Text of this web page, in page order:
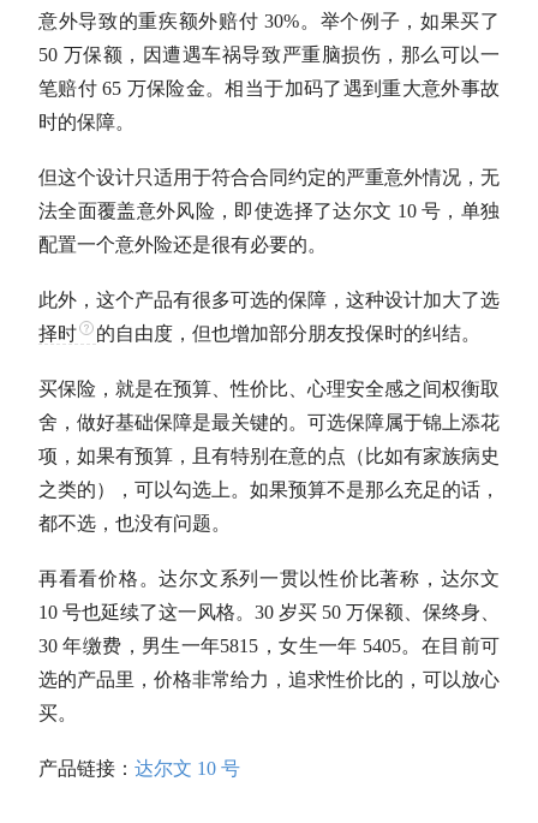
意外导致的重疾额外赔付 30%。举个例子，如果买了
50 万保额，因遭遇车祸导致严重脑损伤，那么可以一
笔赔付 65 万保险金。相当于加码了遇到重大意外事故
时的保障。
但这个设计只适用于符合合同约定的严重意外情况，无
法全面覆盖意外风险，即使选择了达尔文 10 号，单独
配置一个意外险还是很有必要的。
此外，这个产品有很多可选的保障，这种设计加大了选
择时
的自由度，但也增加部分朋友投保时的纠结。
买保险，就是在预算、性价比、心理安全感之间权衡取
舍，做好基础保障是最关键的。可选保障属于锦上添花
项，如果有预算，且有特别在意的点（比如有家族病史
之类的），可以勾选上。如果预算不是那么充足的话，
都不选，也没有问题。
再看看价格。达尔文系列一贯以性价比著称，达尔文
10 号也延续了这一风格。30 岁买 50 万保额、保终身、
30 年缴费，男生一年5815，女生一年 5405。在目前可
选的产品里，价格非常给力，追求性价比的，可以放心
买。
产品链接： 达尔文 10 号